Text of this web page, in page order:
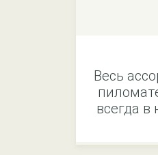
Весь
всегда в